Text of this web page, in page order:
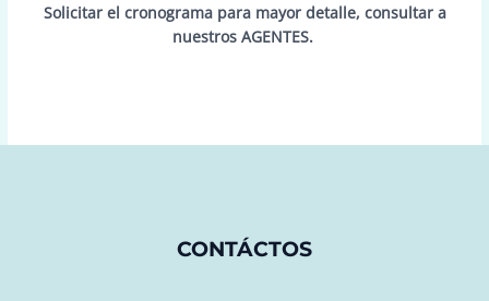
Solicitar el cronograma para mayor detalle, consultar a
nuestros AGENTES.
CONTÁCTOS